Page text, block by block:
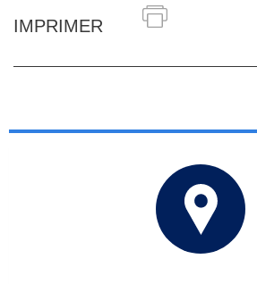
IMPRIMER